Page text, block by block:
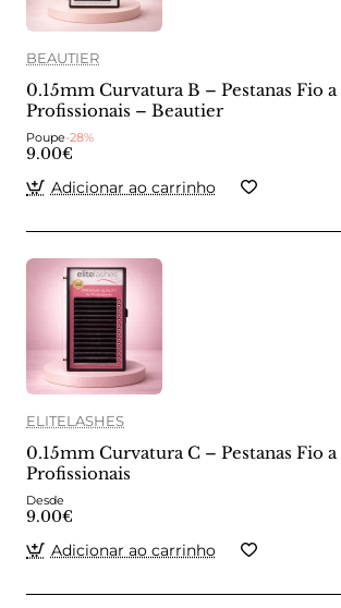
BEAUTIER
0.15mm Curvatura B – Pestanas Fio a
Profissionais – Beautier
Poupe-28%
9.00€
Adicionar ao carrinho
ELITELASHES
0.15mm Curvatura C – Pestanas Fio a
Profissionais
Desde
9.00€
Adicionar ao carrinho